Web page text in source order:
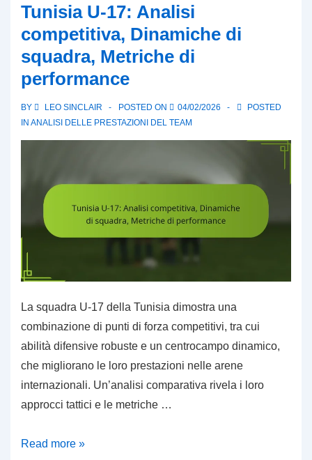
Metriche
di
controllo,
Schemi
passaggio,
Mondo
FIFA
17
2023
Tunisia U-17: Analisi
competitiva, Dinamiche di
squadra, Metriche di
performance
BY LEO SINCLAIR POSTED ON 04/02/2026
POSTED
IN ANALISI DELLE PRESTAZIONI DEL TEAM
La squadra U-17 della Tunisia dimostra una
combinazione di punti di forza competitivi, tra cui
abilità difensive robuste e un centrocampo dinamico,
che migliorano le loro prestazioni nelle arene
internazionali. Un’analisi comparativa rivela i loro
approcci tattici e le metriche …
Tunisia
Read more »